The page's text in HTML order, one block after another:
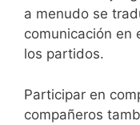
a menudo se
comunicación en
los partidos.
Participar en
compañeros